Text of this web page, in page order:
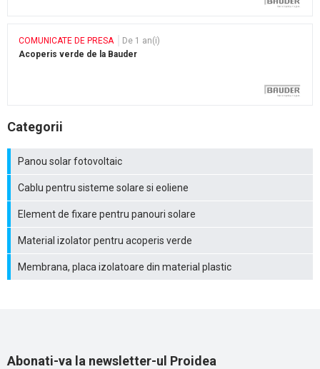
COMUNICATE DE PRESA
De 1 an(i)
Acoperis verde de la Bauder
Categorii
Panou solar fotovoltaic
Cablu pentru sisteme solare si eoliene
Element de fixare pentru panouri solare
Material izolator pentru acoperis verde
Membrana, placa izolatoare din material plastic
Abonati-va la newsletter-ul Proidea